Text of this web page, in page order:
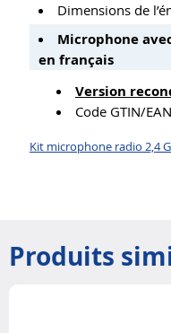
Dimensions de
Microphone
en français
Version
Code GTIN/
Kit microphone radio 2,4
Produits